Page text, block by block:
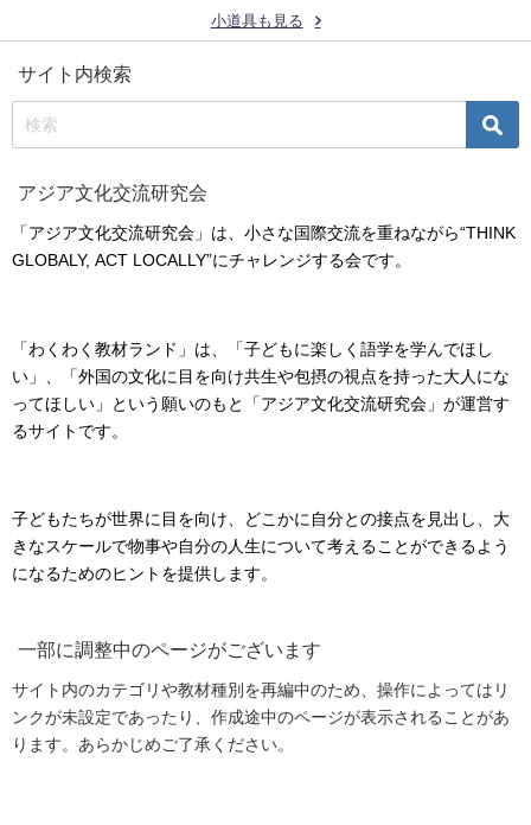
小道具も見る
サイト内検索
アジア文化交流研究会
「アジア文化交流研究会」は、小さな国際交流を重ねながら“THINK
GLOBALY, ACT LOCALLY”にチャレンジする会です。
「わくわく教材ランド」は、「子どもに楽しく語学を学んでほし
い」、「外国の文化に目を向け共生や包摂の視点を持った大人にな
ってほしい」という願いのもと「アジア文化交流研究会」が運営す
るサイトです。
子どもたちが世界に目を向け、どこかに自分との接点を見出し、大
きなスケールで物事や自分の人生について考えることができるよう
になるためのヒントを提供します。
一部に調整中のページがございます
サイト内のカテゴリや教材種別を再編中のため、操作によってはリ
ンクが未設定であったり、作成途中のページが表示されることがあ
ります。あらかじめご了承ください。